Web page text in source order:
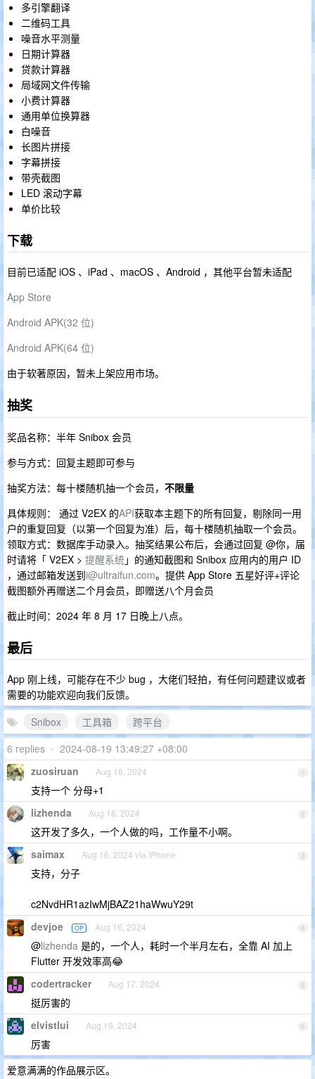
多引擎翻译
二维码工具
噪音水平测量
日期计算器
贷款计算器
局域网文件传输
小费计算器
通用单位换算器
白噪音
长图片拼接
字幕拼接
带壳截图
LED 滚动字幕
单价比较
下载
目前已适配 iOS 、iPad 、macOS 、Android ，其他平台暂未适配
App Store
Android APK(32 位)
Android APK(64 位)
由于软著原因，暂未上架应用市场。
抽奖
奖品名称：半年 Snibox 会员
参与方式：回复主题即可参与
抽奖方法：每十楼随机抽一个会员， 不限量
具体规则： 通过 V2EX 的API获取本主题下的所有回复，剔除同一用
户的重复回复（以第一个回复为准）后，每十楼随机抽取一个会员。
领取方式：数据库手动录入。抽奖结果公布后，会通过回复 @你，届
时请将「 V2EX > 提醒系统」的通知截图和 Snibox 应用内的用户 ID
，通过邮箱发送到i@ultraifun.com。提供 App Store 五星好评+评论
截图额外再赠送二个月会员，即赠送八个月会员
截止时间：2024 年 8 月 17 日晚上八点。
最后
App 刚上线，可能存在不少 bug ，大佬们轻拍，有任何问题建议或者
需要的功能欢迎向我们反馈。
Snibox
工具箱
跨平台
6 replies • 2024-08-19 13:49:27 +08:00
1
zuosiruan Aug 16, 2024
支持一个 分母+1
2
lizhenda Aug 16, 2024
这开发了多久，一个人做的吗，工作量不小啊。
3
saimax Aug 16, 2024 via iPhone
支持，分子
c2NvdHR1azIwMjBAZ21haWwuY29t
4
devjoe OP Aug 16, 2024
@lizhenda 是的，一个人，耗时一个半月左右，全靠 AI 加上
Flutter 开发效率高😂
5
codertracker Aug 17, 2024
挺厉害的
6
elvistlui Aug 19, 2024
厉害
爱意满满的作品展示区。